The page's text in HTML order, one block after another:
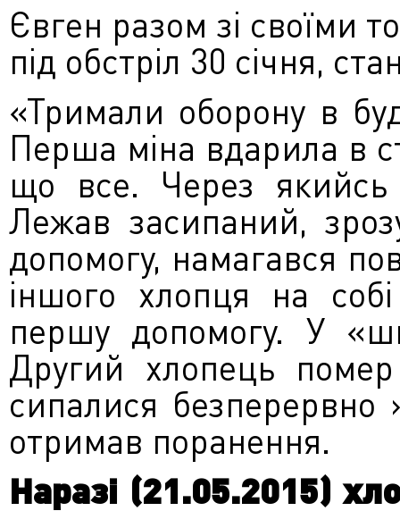
Євген разом зі своїми
під обстріл 30 січня,
«Тримали оборону в
Перша міна вдарила в
що все. Через
Лежав засипаний,
допомогу, намагався
іншого хлопця
на собі
першу допомогу. У
Другий хлопець
сипалися безперервно
отримав поранення.
Наразі (21.05.2015)